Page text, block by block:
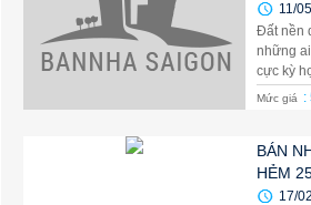
11/
Đất nền
những
cực kỳ
Mức giá :
BÁN
HẺM
17/